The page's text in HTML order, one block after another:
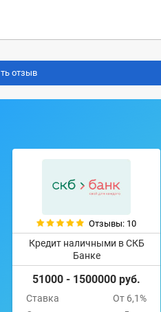
Отзывы: 10
Кредит наличными в СКБ
Банке
51000 - 1500000 руб.
Ставка
От 6,1%